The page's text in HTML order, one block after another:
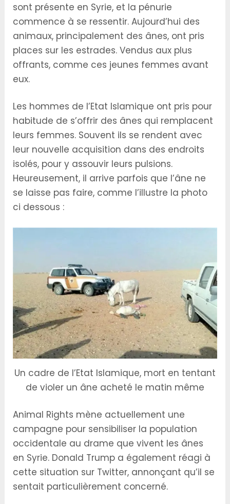
sont présente en Syrie, et la pénurie
commence à se ressentir. Aujourd’hui des
animaux, principalement des ânes, ont pris
places sur les estrades. Vendus aux plus
offrants, comme ces jeunes femmes avant
eux.
Les hommes de l’Etat Islamique ont pris pour
habitude de s’offrir des ânes qui remplacent
leurs femmes. Souvent ils se rendent avec
leur nouvelle acquisition dans des endroits
isolés, pour y assouvir leurs pulsions.
Heureusement, il arrive parfois que l’âne ne
se laisse pas faire, comme l’illustre la photo
ci dessous :
Un cadre de l’Etat Islamique, mort en tentant
de violer un âne acheté le matin même
Animal Rights mène actuellement une
campagne pour sensibiliser la population
occidentale au drame que vivent les ânes
en Syrie. Donald Trump a également réagi à
cette situation sur Twitter, annonçant qu’il se
sentait particulièrement concerné.